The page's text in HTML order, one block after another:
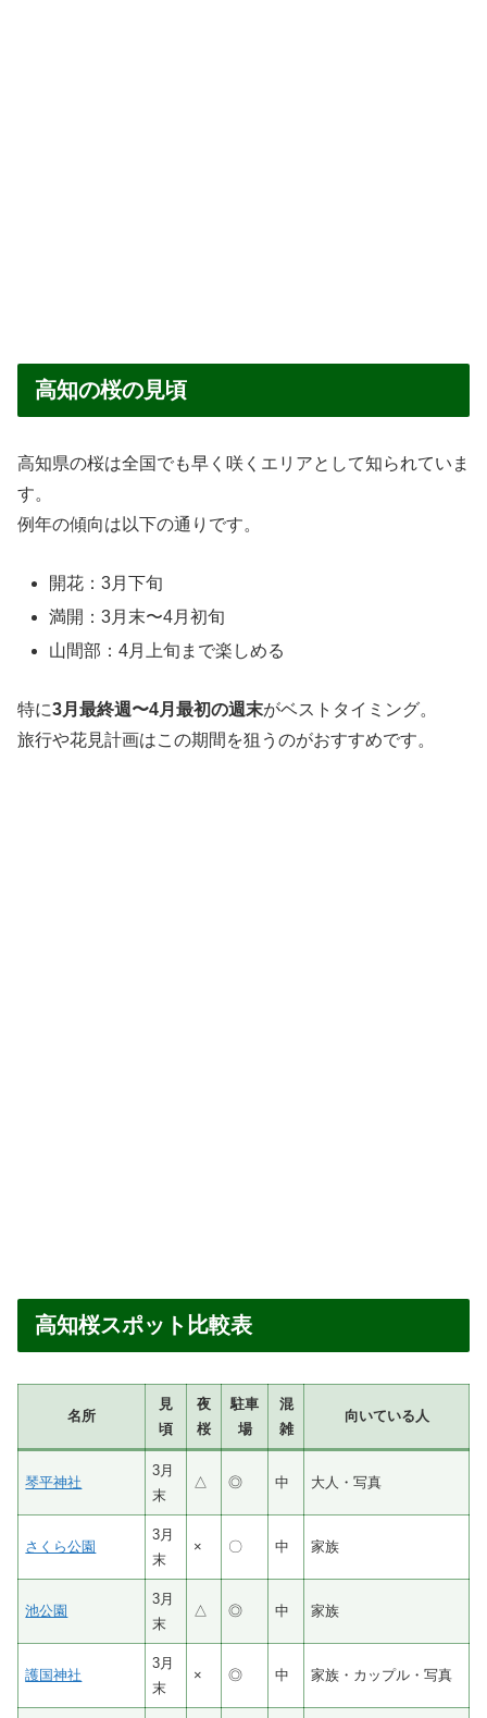
高知の桜の見頃
高知県の桜は全国でも早く咲くエリアとして知られていま
す。
例年の傾向は以下の通りです。
開花：3月下旬
満開：3月末〜4月初旬
山間部：4月上旬まで楽しめる
特に3月最終週〜4月最初の週末がベストタイミング。
旅行や花見計画はこの期間を狙うのがおすすめです。
高知桜スポット比較表
名所
見
頃
夜
桜
駐車
場
混
雑
向いている人
琴平神社
3月
末
△ ◎ 中 大人・写真
さくら公園
3月
末
× 〇 中 家族
池公園
3月
末
△ ◎ 中 家族
護国神社
3月
末
× ◎ 中 家族・カップル・写真